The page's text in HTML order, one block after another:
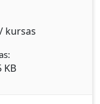
kursas
KB